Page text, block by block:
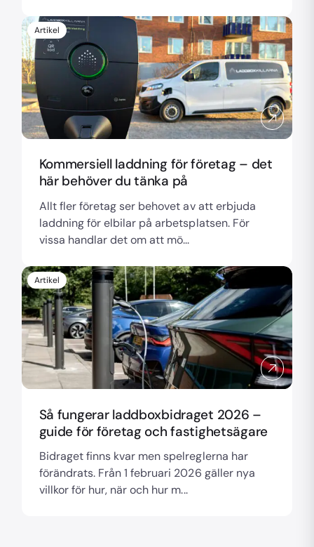
Artikel
Kommersiell laddning för företag – det
här behöver du tänka på
Allt fler företag ser behovet av att erbjuda
laddning för elbilar på arbetsplatsen. För
vissa handlar det om att mö...
Artikel
Så fungerar laddboxbidraget 2026 –
guide för företag och fastighetsägare
Bidraget finns kvar men spelreglerna har
förändrats. Från 1 februari 2026 gäller nya
villkor för hur, när och hur m...